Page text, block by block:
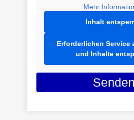
Mehr
Inhalt
Erforderlichen Service
und Inhalte
Senden